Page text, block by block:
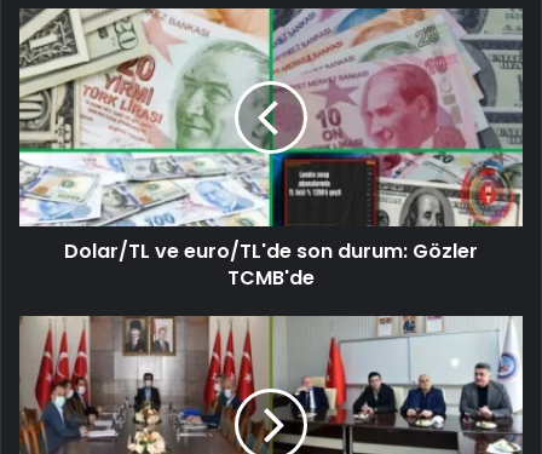
Dolar/TL ve euro/TL'de son durum: Gözler
TCMB'de